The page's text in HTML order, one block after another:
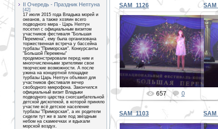
II Очередь - Праздник Нептуна
[42]
17 июля 2015 года Владыка морей и
океанов, а также хозяин всего
подводного мира - Царь Нептун
посетил с официальным визитом
участников фестиваля "Большая
Перемена", ему была организована
торжественная встреча у бассейна
турбазы "Приморская". Конкурсанты
"Большой Перемены"
продемонстрировали перед ним и
многочисленными зрителями свои
творческие возможности. А после
ужина на концертной площадке
турбазы Царь Нептун объявил для
участников фестиваля вечер
свободного микрофона. Закончился
официальный визит Владыки
подводного царства сногсшибательной
детской дискотекой, в которой приняло
участие всё детское население
турбазы "Приморская", а их родители
сидели тут же в зале под звёздным
небом на скамеечках и вдыхали
морской воздух.
SAM_1126
31.12.2019
PETER
657 0
SAM_1103